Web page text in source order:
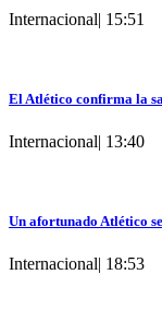
Internacional| 15:51
El Atlético confirma la
Internacional| 13:40
Un afortunado Atlético
Internacional| 18:53